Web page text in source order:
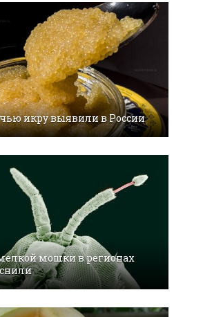
икру выявили в России
мошки в регионах